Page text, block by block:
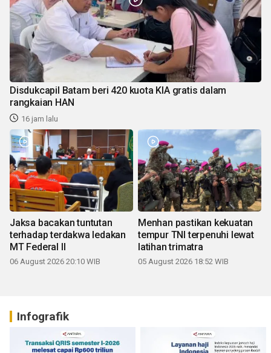
Disdukcapil Batam beri 420 kuota KIA gratis dalam
rangkaian HAN
16 jam lalu
Jaksa bacakan tuntutan
terhadap terdakwa ledakan
MT Federal II
06 August 2026 20:10 WIB
Menhan pastikan kekuatan
tempur TNI terpenuhi lewat
latihan trimatra
05 August 2026 18:52 WIB
Infografik